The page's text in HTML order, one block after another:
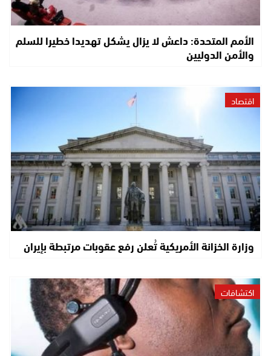
الأمم المتحدة: داعش لا يزال يشكل تهديدا خطيرا للسلم
والأمن الدوليين
اقتصاد
وزارة الخزانة الأمريكية تُعلن رفع عقوبات مرتبطة بإيران
اكتشافات